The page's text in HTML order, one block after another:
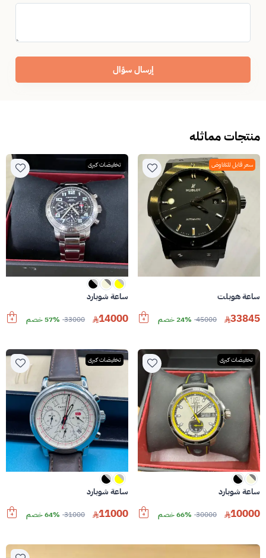
إرسال سؤال
منتجات مماثله
سعر قابل للتفاوض
ساعة هوبلت
33845
45000 24% خصم
تخفيضات كبرى
ساعة شوبارد
14000
33000 57% خصم
تخفيضات كبرى
ساعة شوبارد
10000
30000 66% خصم
تخفيضات كبرى
ساعة شوبارد
11000
31000 64% خصم